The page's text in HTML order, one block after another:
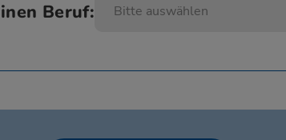
Beruf: Bitte auswählen